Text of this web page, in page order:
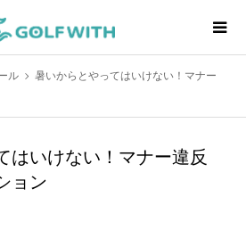
ル
暑いからとやってはいけない！マナー
はいけない！マナー違反
ョン